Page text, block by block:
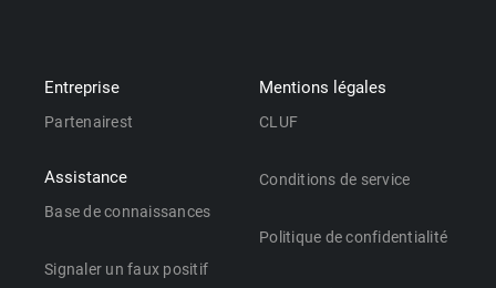
Entreprise
Partenairest
Assistance
Base de connaissances
Signaler un faux positif
Mentions légales
CLUF
Conditions de service
Politique de confidentialité